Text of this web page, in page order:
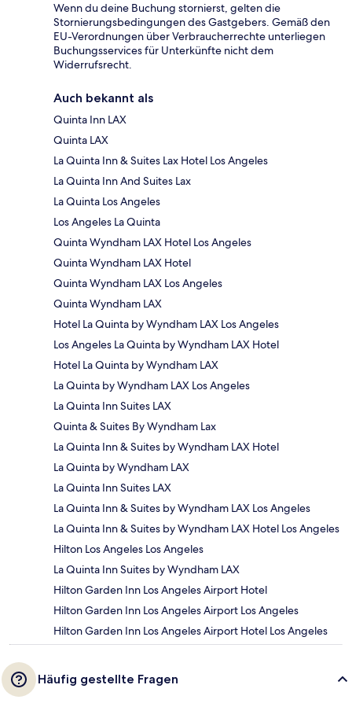
Wenn du deine Buchung stornierst, gelten die
Stornierungsbedingungen des Gastgebers. Gemäß den
EU-Verordnungen über Verbraucherrechte unterliegen
Buchungsservices für Unterkünfte nicht dem
Widerrufsrecht.
Auch bekannt als
Quinta Inn LAX
Quinta LAX
La Quinta Inn & Suites Lax Hotel Los Angeles
La Quinta Inn And Suites Lax
La Quinta Los Angeles
Los Angeles La Quinta
Quinta Wyndham LAX Hotel Los Angeles
Quinta Wyndham LAX Hotel
Quinta Wyndham LAX Los Angeles
Quinta Wyndham LAX
Hotel La Quinta by Wyndham LAX Los Angeles
Los Angeles La Quinta by Wyndham LAX Hotel
Hotel La Quinta by Wyndham LAX
La Quinta by Wyndham LAX Los Angeles
La Quinta Inn Suites LAX
Quinta & Suites By Wyndham Lax
La Quinta Inn & Suites by Wyndham LAX Hotel
La Quinta by Wyndham LAX
La Quinta Inn Suites LAX
La Quinta Inn & Suites by Wyndham LAX Los Angeles
La Quinta Inn & Suites by Wyndham LAX Hotel Los Angeles
Hilton Los Angeles Los Angeles
La Quinta Inn Suites by Wyndham LAX
Hilton Garden Inn Los Angeles Airport Hotel
Hilton Garden Inn Los Angeles Airport Los Angeles
Hilton Garden Inn Los Angeles Airport Hotel Los Angeles
Häufig gestellte Fragen